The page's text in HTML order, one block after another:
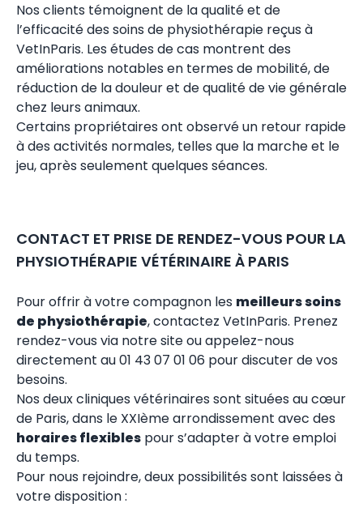
Nos clients témoignent de la qualité et de
l’efficacité des soins de physiothérapie reçus à
VetInParis. Les études de cas montrent des
améliorations notables en termes de mobilité, de
réduction de la douleur et de qualité de vie générale
chez leurs animaux.
Certains propriétaires ont observé un retour rapide
à des activités normales, telles que la marche et le
jeu, après seulement quelques séances.
CONTACT ET PRISE DE RENDEZ-VOUS POUR LA
PHYSIOTHÉRAPIE VÉTÉRINAIRE À PARIS
Pour offrir à votre compagnon les meilleurs soins
de physiothérapie, contactez VetInParis. Prenez
rendez-vous via notre siteou appelez-nous
directement au 01 43 07 01 06 pour discuter de vos
besoins.
Nos deux cliniques vétérinaires sont situées au cœur
de Paris, dans le XXIème arrondissement avec des
horaires flexibles pour s’adapter à votre emploi
du temps.
Pour nous rejoindre, deux possibilités sont laissées à
votre disposition :